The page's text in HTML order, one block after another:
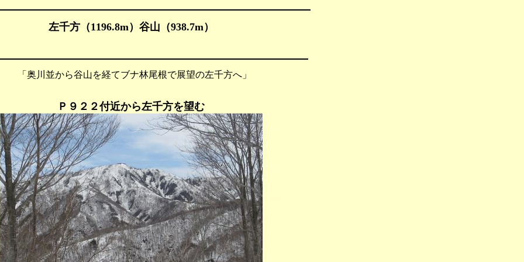
左千方（1196.8m） 谷山（938.7m）
川並から谷山を経てブナ林尾根で展望の左千方へ」
Ｐ９２２付近から左千方を望む